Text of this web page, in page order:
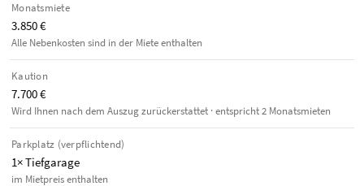
Monatsmiete
3.850 €
Alle Nebenkosten sind in der Miete enthalten
Kaution
7.700 €
Wird Ihnen nach dem Auszug zurückerstattet · entspricht 2 Monatsmieten
Parkplatz (verpflichtend)
1× Tiefgarage
im Mietpreis enthalten